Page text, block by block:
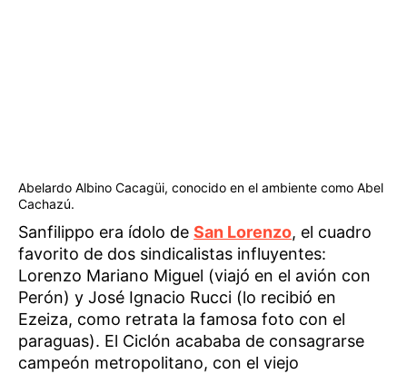
Abelardo Albino Cacagüi, conocido en el ambiente como Abel
Cachazú.
Sanfilippo era ídolo de San Lorenzo, el cuadro
favorito de dos sindicalistas influyentes:
Lorenzo Mariano Miguel (viajó en el avión con
Perón) y José Ignacio Rucci (lo recibió en
Ezeiza, como retrata la famosa foto con el
paraguas). El Ciclón acababa de consagrarse
campeón metropolitano, con el viejo